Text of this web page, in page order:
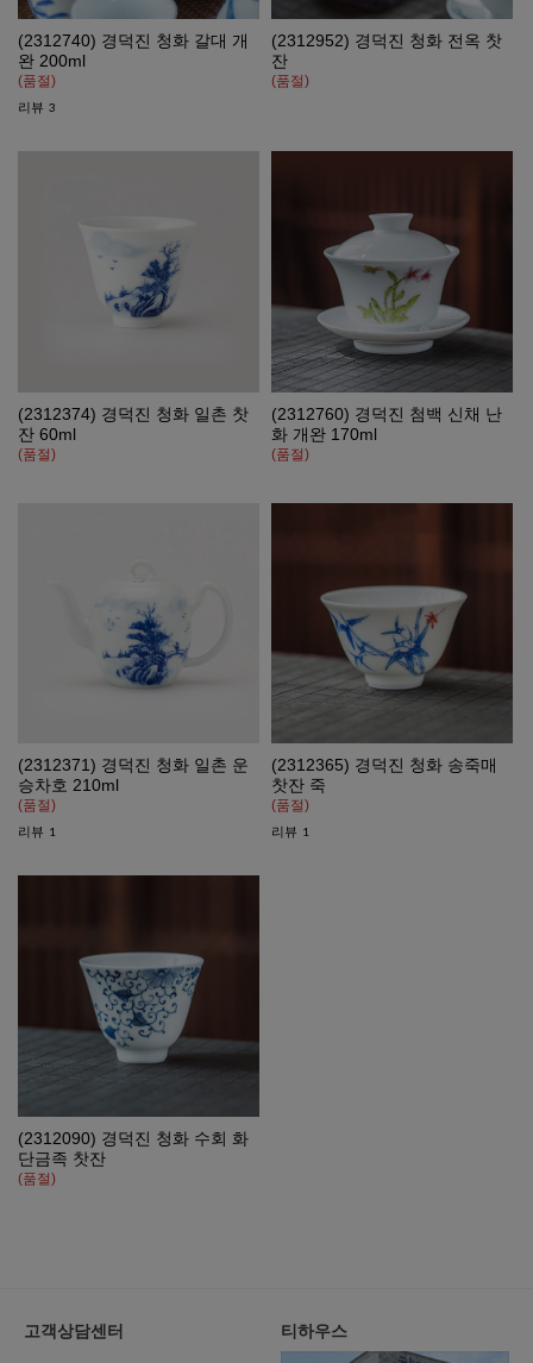
(2312740) 경덕진 청화 갈대 개
완 200ml
(품절)
리뷰 3
(2312952) 경덕진 청화 전옥 찻
잔
(품절)
(2312374) 경덕진 청화 일촌 찻
잔 60ml
(품절)
(2312760) 경덕진 첨백 신채 난
화 개완 170ml
(품절)
(2312371) 경덕진 청화 일촌 운
승차호 210ml
(품절)
리뷰 1
(2312365) 경덕진 청화 송죽매
찻잔 죽
(품절)
리뷰 1
(2312090) 경덕진 청화 수회 화
단금족 찻잔
(품절)
고객상담센터 티하우스